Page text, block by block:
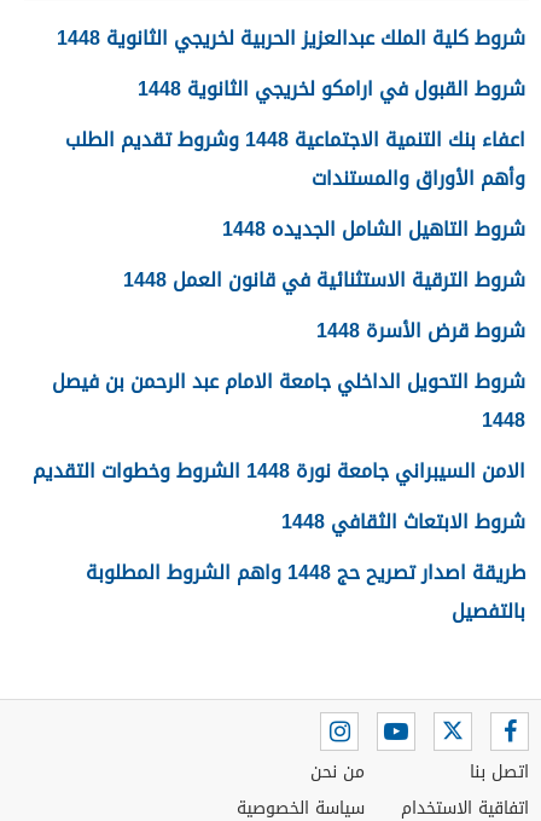
شروط كلية الملك عبدالعزيز الحربية لخريجي الثانوية 1448
شروط القبول في ارامكو لخريجي الثانوية 1448
اعفاء بنك التنمية الاجتماعية 1448 وشروط تقديم الطلب
وأهم الأوراق والمستندات
شروط التاهيل الشامل الجديده 1448
شروط الترقية الاستثنائية في قانون العمل 1448
شروط قرض الأسرة 1448
شروط التحويل الداخلي جامعة الامام عبد الرحمن بن فيصل
1448
الامن السيبراني جامعة نورة 1448 الشروط وخطوات التقديم
شروط الابتعاث الثقافي 1448
طريقة اصدار تصريح حج 1448 واهم الشروط المطلوبة
بالتفصيل
اتصل بنا
اتفاقية الاستخدام
من نحن
سياسة الخصوصية